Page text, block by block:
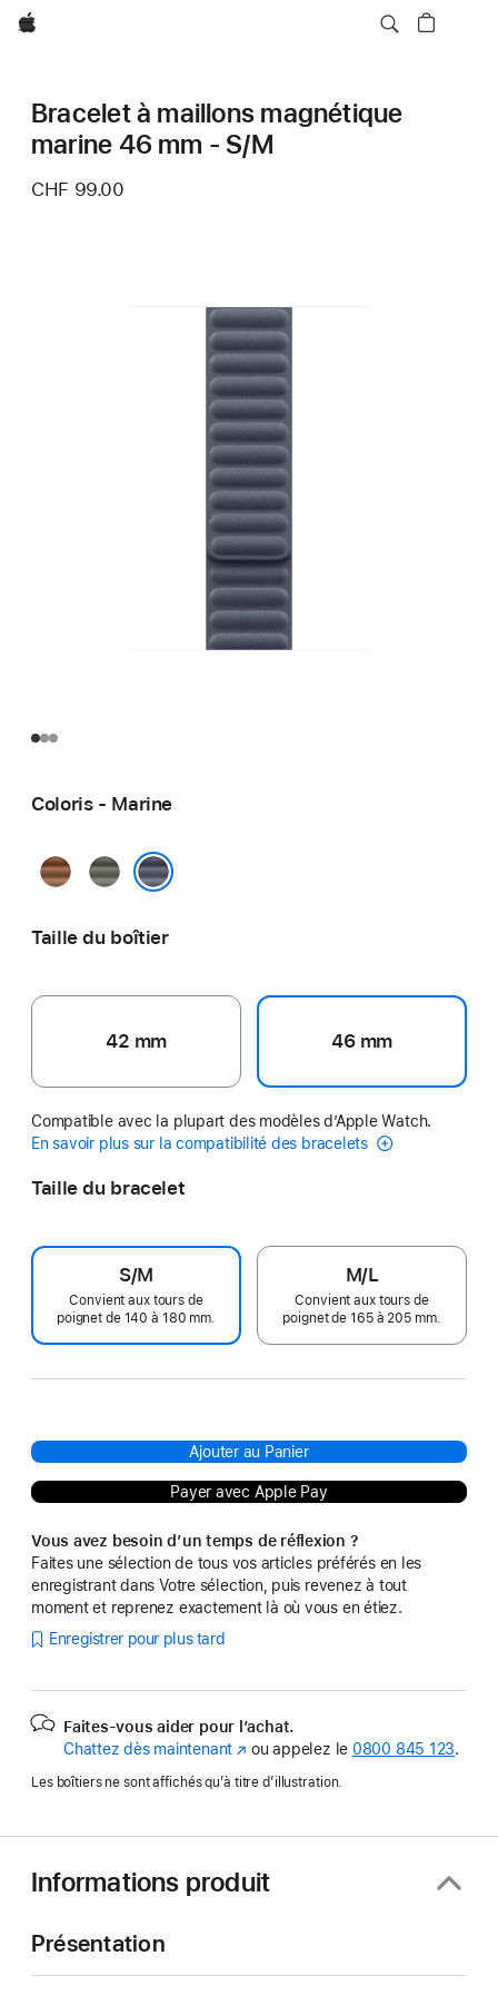
Apple
Bracelet à maillons magnétique
marine 46 mm - S/M
CHF 99.00
Coloris - Marine
Caramel
Gris
Taille du boîtier
42 mm 46 mm
Compatible avec la plupart des modèles d’Apple Watch.
En savoir plus sur la compatibilité des bracelets
Taille du bracelet
S/M
Convient aux tours de
poignet de 140 à 180 mm.
M/L
Convient aux tours de
poignet de 165 à 205 mm.
Ajouter au Panier
Payer avec Apple Pay
Vous avez besoin d’un temps de réflexion ?
Faites une sélection de tous vos articles préférés en les
enregistrant dans Votre sélection, puis revenez à tout
moment et reprenez exactement là où vous en étiez.
Enregistrer pour plus tard
Faites-vous aider pour l’achat.
Chattez dès maintenant (s’ouvre
une
fenêtre)
ou appelez le 0800 845 123.
Les boîtiers ne sont affichés qu’à titre d’illustration.
Informations produit
Présentation